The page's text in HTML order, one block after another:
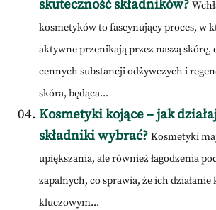
skuteczność składników?
kosmetyków to fascynujący proces, w
aktywne przenikają przez naszą skórę,
cennych substancji odżywczych i
skóra, będąca...
Kosmetyki kojące – jak
składniki wybrać? Kosmetyki
upiększania, ale również łagodzenia
zapalnych, co sprawia, że ich działanie
kluczowym...